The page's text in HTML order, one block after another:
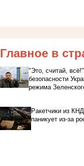
Главное в
"Это, считай,
безопасности
режима
Ракетчики из
паникует из-за